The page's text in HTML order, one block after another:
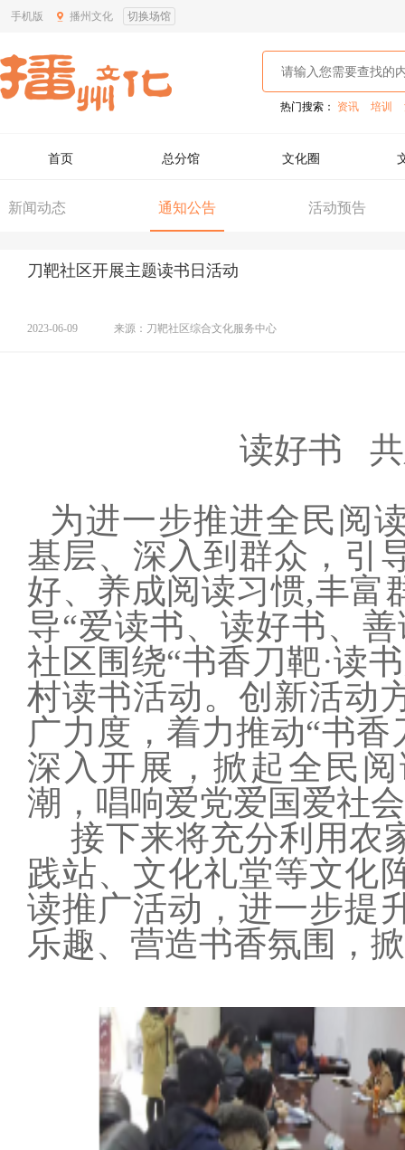
手机版 播州文化 切换场馆
热门搜索： 资讯 培训
首页 总分馆 文化圈
新闻动态 通知公告 活动预告
刀靶社区开展主题读书日活动
2023-06-09 来源：刀靶社区综合文化服务中心
读好书
为进一步推进全民阅
基层、深入到群众，引
好、养成阅读习惯,丰富
导“爱读书、读好书、
社区围绕“书香刀靶·读
村读书活动。创新活动
广力度，着力推动“书香
深入开展，掀起全民
潮，唱响爱党爱国爱社
接下来将充分利用农
践站、文化礼堂等文化
读推广活动，进一步提
乐趣、营造书香氛围，